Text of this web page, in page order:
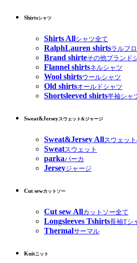
Shirtsシャツ
Shirts Allシャツ全て
RalphLauren shirtsラルフ
Brand shirteその他ブランド
Flannel shirtsネルシャツ
Wool shirtsウールシャツ
Old shirtsオールドシャツ
Shortsleeved shirts半袖シャ
Sweat&Jerseyスウェット&ジャージ
Sweat&Jersey Allスウェッ
Sweatスウェット
parkaパーカ
Jerseyジャージ
Cut sewカットソー
Cut sew Allカットソー全て
Longsleeves Tshirts長袖Tシ
Thermalサーマル
Knitニット